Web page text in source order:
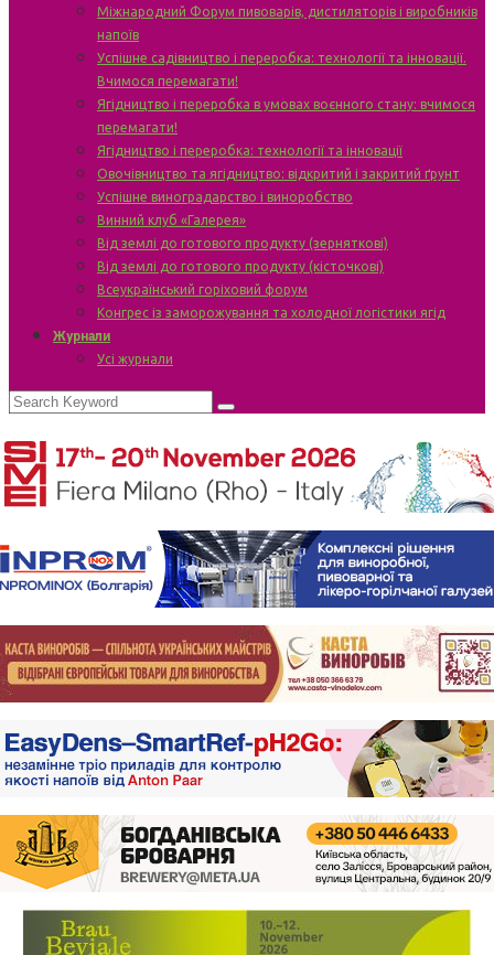
Міжнародний Форум пивоварів, дистиляторів і виробників
напоїв
Успішне садівництво і переробка: технології та інновації.
Вчимося перемагати!
Ягідництво і переробка в умовах воєнного стану: вчимося
перемагати!
Ягідництво і переробка: технології та інновації
Овочівництво та ягідництво: відкритий і закритий ґрунт
Успішне виноградарство і виноробство
Винний клуб «Галерея»
Від землі до готового продукту (зерняткові)
Від землі до готового продукту (кісточкові)
Всеукраїнський горіховий форум
Конгрес із заморожування та холодної логістики ягід
Журнали
Усі журнали